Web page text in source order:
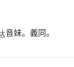
音妹。義同。